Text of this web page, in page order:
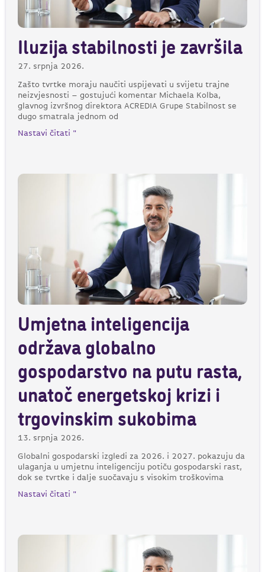
Iluzija stabilnosti je završila
27. srpnja 2026.
Zašto tvrtke moraju naučiti uspijevati u svijetu trajne
neizvjesnosti – gostujući komentar Michaela Kolba,
glavnog izvršnog direktora ACREDIA Grupe Stabilnost se
dugo smatrala jednom od
Nastavi čitati "
Umjetna inteligencija
održava globalno
gospodarstvo na putu rasta,
unatoč energetskoj krizi i
trgovinskim sukobima
13. srpnja 2026.
Globalni gospodarski izgledi za 2026. i 2027. pokazuju da
ulaganja u umjetnu inteligenciju potiču gospodarski rast,
dok se tvrtke i dalje suočavaju s visokim troškovima
Nastavi čitati "